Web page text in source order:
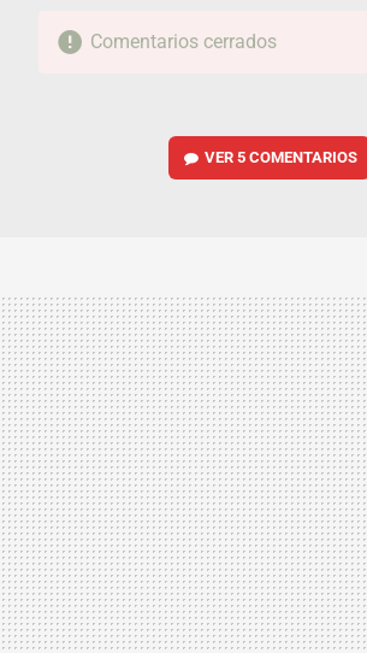
Comentarios cerrados
VER5 COMENTARIOS